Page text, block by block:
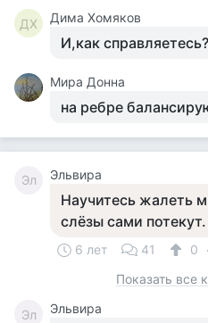
ДХ Дима Хомяков
И,как справляетесь?
Мира Донна
на ребре
Эл Эльвира
Научитесь жалеть
слёзы сами потекут.
6 лет 41
0
Показать все
Эл Эльвира